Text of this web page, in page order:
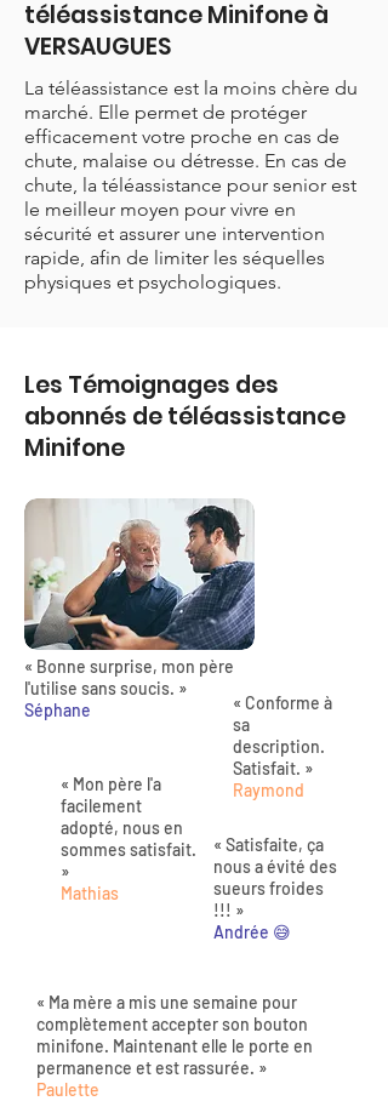
téléassistance Minifone à
VERSAUGUES
La téléassistance est la moins chère du
marché. Elle permet de protéger
efficacement votre proche en cas de
chute, malaise ou détresse. En cas de
chute, la téléassistance pour senior est
le meilleur moyen pour vivre en
sécurité et assurer une intervention
rapide, afin de limiter les séquelles
physiques et psychologiques.
Les Témoignages des
abonnés de téléassistance
Minifone
« Bonne surprise, mon père
l'utilise sans soucis. »
Séphane
« Mon père l'a
facilement
adopté, nous en
sommes satisfait.
»
Mathias
« Conforme à
sa
description.
Satisfait. »
Raymond
« Satisfaite, ça
nous a évité des
sueurs froides
!!! »
Andrée 😅
« Ma mère a mis une semaine pour
complètement accepter son bouton
minifone. Maintenant elle le porte en
permanence et est rassurée. »
Paulette